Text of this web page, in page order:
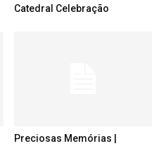
Catedral Celebração
Preciosas Memórias |